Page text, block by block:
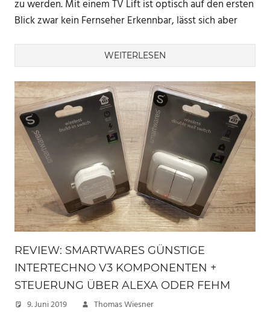
zu werden. Mit einem TV Lift ist optisch auf den ersten
Blick zwar kein Fernseher Erkennbar, lässt sich aber
WEITERLESEN
REVIEW: SMARTWARES GÜNSTIGE
INTERTECHNO V3 KOMPONENTEN +
STEUERUNG ÜBER ALEXA ODER FEHM
9. Juni 2019 Thomas Wiesner